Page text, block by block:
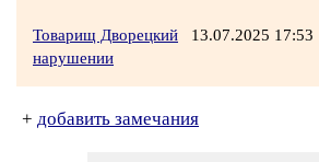
Товарищ Дворецкий 13.07.2025 17:53
нарушении
+ добавить замечания